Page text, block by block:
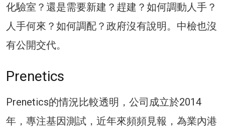
化驗室？還是需要新建？趕建？如何調動人手？
人手何來？如何調配？政府沒有說明。中檢也沒
有公開交代。
Prenetics
Prenetics的情況比較透明，公司成立於2014
年，專注基因測試，近年來頻頻見報，為業內港